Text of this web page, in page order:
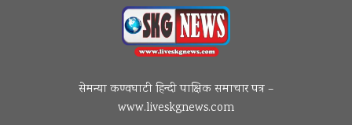
सेमन्या कण्वघाटी हिन्दी पाक्षिक समाचार पत्र –
www.liveskgnews.com